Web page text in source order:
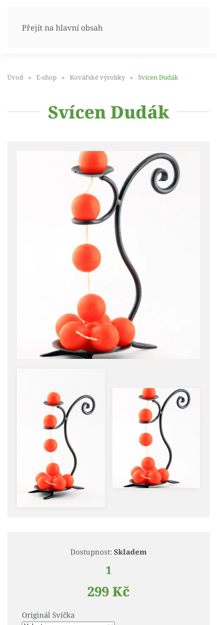
Přejít na hlavní obsah
Úvod E-shop Kovářské výrobky Svícen Dudák
Svícen Dudák
Dostupnost: Skladem
1
299 Kč
Originál Svíčka